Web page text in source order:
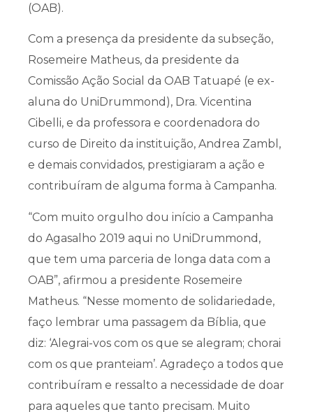
(OAB).
Com a presença da presidente da subseção,
Rosemeire Matheus, da presidente da
Comissão Ação Social da OAB Tatuapé (e ex-
aluna do UniDrummond), Dra. Vicentina
Cibelli, e da professora e coordenadora do
curso de Direito da instituição, Andrea Zambl,
e demais convidados, prestigiaram a ação e
contribuíram de alguma forma à Campanha.
“Com muito orgulho dou início a Campanha
do Agasalho 2019 aqui no UniDrummond,
que tem uma parceria de longa data com a
OAB”, afirmou a presidente Rosemeire
Matheus. “Nesse momento de solidariedade,
faço lembrar uma passagem da Bíblia, que
diz: ‘Alegrai-vos com os que se alegram; chorai
com os que pranteiam’. Agradeço a todos que
contribuíram e ressalto a necessidade de doar
para aqueles que tanto precisam. Muito